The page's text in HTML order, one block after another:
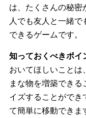
は、たくさんの秘
人でも友人と一緒
できるゲームです。
知っておくべきポイ
おいてほしいこと
まな物を増築でき
イズすることがで
て簡単に移動でき